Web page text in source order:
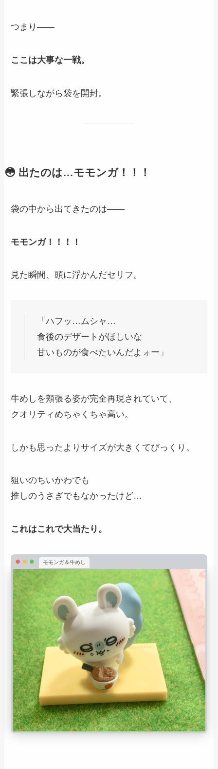
つまり――
ここは大事な一戦。
緊張しながら袋を開封。
😳 出たのは…モモンガ！！！
袋の中から出てきたのは――
モモンガ！！！！
見た瞬間、頭に浮かんだセリフ。
「ハフッ…ムシャ…
食後のデザートがほしいな
甘いものが食べたいんだよォー」
牛めしを頬張る姿が完全再現されていて、
クオリティめちゃくちゃ高い。
しかも思ったよりサイズが大きくてびっくり。
狙いのちいかわでも
推しのうさぎでもなかったけど…
これはこれで大当たり。
モモンガ＆牛めし